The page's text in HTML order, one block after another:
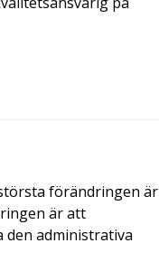
förändringen är
är att
den administrativa